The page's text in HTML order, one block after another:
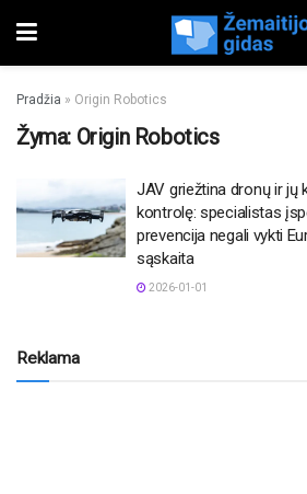
Pradžia » Origin Robotics
Žyma: Origin Robotics
JAV griežtina dronų ir jų
kontrolę: specialistas
prevencija negali vykti
sąskaita
2026-01-01
Reklama